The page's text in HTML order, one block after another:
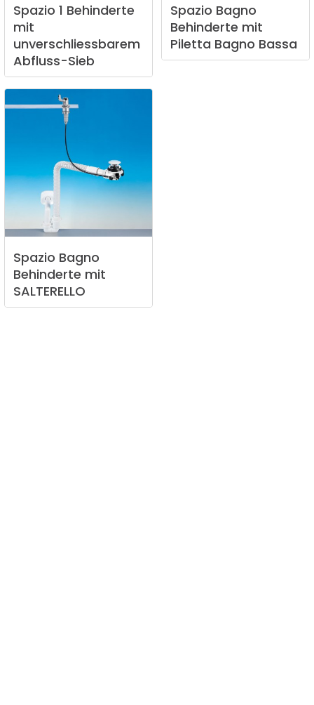
Spazio 1 Behinderte
mit
unverschliessbarem
Abfluss-Sieb
Spazio Bagno
Behinderte mit
Piletta Bagno Bassa
Spazio Bagno
Behinderte mit
SALTERELLO